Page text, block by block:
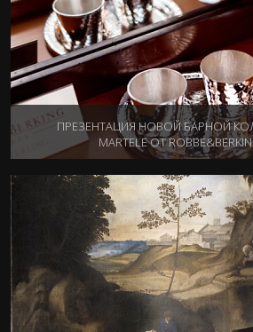
ПРЕЗЕНТАЦИЯ НОВОЙ БАРНОЙ
MARTELE ОТ